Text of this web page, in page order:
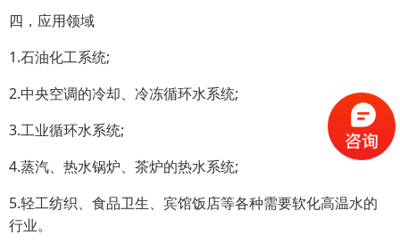
四，应用领域
1.石油化工系统;
2.中央空调的冷却、冷冻循环水系统;
3.工业循环水系统;
4.蒸汽、热水锅炉、茶炉的热水系统;
5.轻工纺织、食品卫生、宾馆饭店等各种需要软化高温水的
行业。